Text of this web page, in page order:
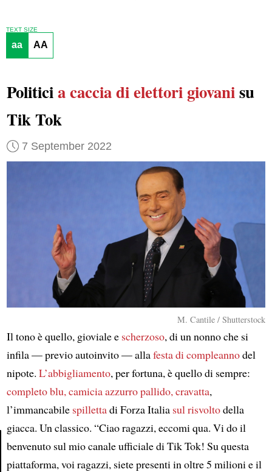
Article
TEXT SIZE
aa AA
Politicia caccia di elettori giovanisu
Tik Tok
7 September 2022
M. Cantile / Shutterstock
Il tono è quello, gioviale e scherzoso, di un nonno che si
infila — previo autoinvito — allafesta di compleannodel
nipote. L’abbigliamento, per fortuna, è quello di sempre:
completo blu, camicia azzurro pallido, cravatta,
l’immancabile spillettadi Forza Italia sul risvoltodella
giacca. Un classico. “Ciao ragazzi, eccomi qua. Vi do il
benvenuto sul mio canale ufficiale di Tik Tok! Su questa
piattaforma, voi ragazzi, siete presenti in oltre 5 milioni e il